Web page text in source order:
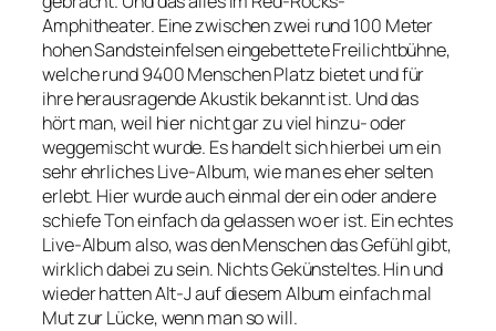
Amphitheater. Eine zwischen zwei rund 100 Meter
hohen Sandsteinfelsen eingebettete Freilichtbühne,
welche rund 9400 Menschen Platz bietet und für
ihre herausragende Akustik bekannt ist. Und das
hört man, weil hier nicht gar zu viel hinzu- oder
weggemischt wurde. Es handelt sich hierbei um ein
sehr ehrliches Live-Album, wie man es eher selten
erlebt. Hier wurde auch einmal der ein oder andere
schiefe Ton einfach da gelassen wo er ist. Ein echtes
Live-Album also, was den Menschen das Gefühl gibt,
wirklich dabei zu sein. Nichts Gekünsteltes. Hin und
wieder hatten Alt-J auf diesem Album einfach mal
Mut zur Lücke, wenn man so will.